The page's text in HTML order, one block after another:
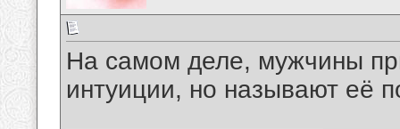
На самом деле, мужчины
интуиции, но называют её